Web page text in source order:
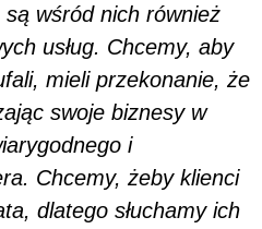
wśród nich również
usług. Chcemy, aby
mieli przekonanie, że
swoje biznesy w
i
Chcemy, żeby klienci
dlatego słuchamy ich